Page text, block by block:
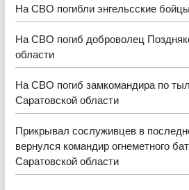
На СВО погибли энгельсские бойцы
На СВО погиб доброволец
области
На СВО погиб замкомандира по
Саратовской области
Прикрывал сослуживцев в
вернулся командир огнеметного
Саратовской области